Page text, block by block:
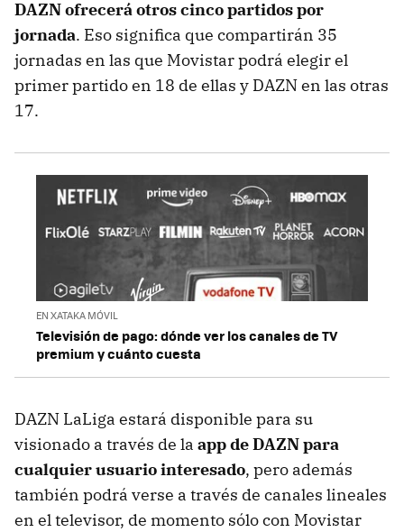
DAZN ofrecerá otros cinco partidos por
jornada. Eso significa que compartirán 35
jornadas en las que Movistar podrá elegir el
primer partido en 18 de ellas y DAZN en las otras
17.
EN XATAKA MÓVIL
Televisión de pago: dónde ver los canales de TV
premium y cuánto cuesta
DAZN LaLiga estará disponible para su
visionado a través de la app de DAZN para
cualquier usuario interesado, pero además
también podrá verse a través de canales lineales
en el televisor, de momento sólo con Movistar